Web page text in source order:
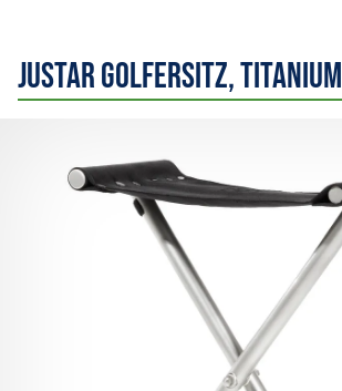
JuStar Golfersitz, titanium